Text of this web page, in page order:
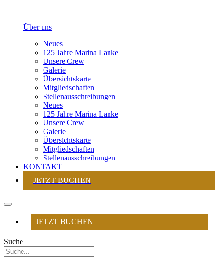
Über uns
Neues
125 Jahre Marina Lanke
Unsere Crew
Galerie
Übersichtskarte
Mitgliedschaften
Stellenausschreibungen
Neues
125 Jahre Marina Lanke
Unsere Crew
Galerie
Übersichtskarte
Mitgliedschaften
Stellenausschreibungen
KONTAKT
JETZT BUCHEN
JETZT BUCHEN
Suche